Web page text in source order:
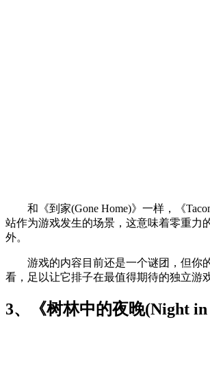
和《到家(Gone Home)》一样，《
站作为游戏发生的场景，这意味着零重
外。
游戏的内容目前还是一个谜团，但你的
看，足以让它排子在最值得期待的独立游
3、《树林中的夜晚(Night in